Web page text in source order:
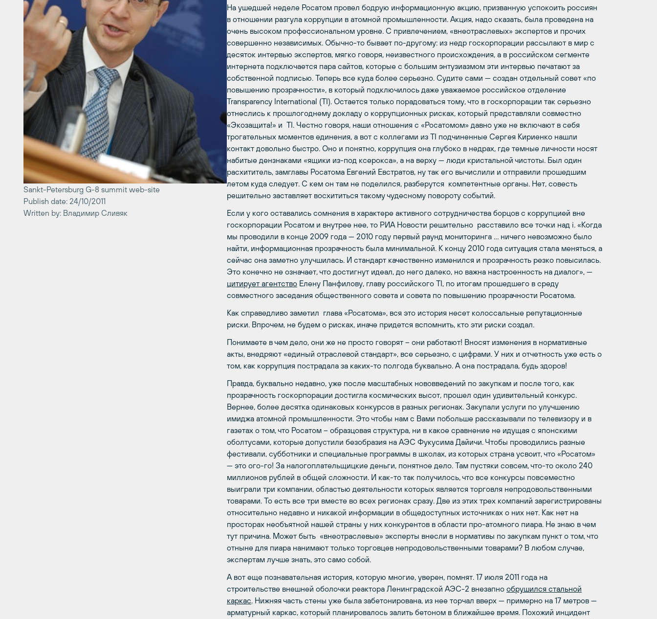
Sankt-Petersburg G-8 summit web-site
Publish date: 24/10/2011
Written by: Владимир Сливяк
На ушедшей неделе Росатом провел бодрую информационную акцию, призванную успокоить россиян
в отношении разгула коррупции в атомной промышленности. Акция, надо сказать, была проведена на
очень высоком профессиональном уровне. С привлечением, «внеотраслевых» экспертов и прочих
совершенно независимых. Обычно-то бывает по-другому: из недр госкорпорации рассылают в мир с
десяток интервью экспертов, мягко говоря, неизвестного происхождения, а в российском сегменте
интернета подключается пара сайтов, которые с большим энтузиазмом эти интервью печатают за
собственной подписью. Теперь все куда более серьезно. Судите сами — создан отдельный совет «по
повышению прозрачности», в который подключилось даже уважаемое российское отделение
Transpаrency International (TI). Остается только порадоваться тому, что в госкорпорации так серьезно
отнеслись к прошлогоднему докладу о коррупционных рисках, который представляли совместно
«Экозащита!» и TI. Честно говоря, наши отношения с «Росатомом» давно уже не включают в себя
трогательных моментов единения, а вот с коллегами из TI подчиненные Сергея Кириенко нашли
контакт довольно быстро. Оно и понятно, коррупция она глубоко в недрах, где темные личности носят
набитые дензнаками «ящики из-под ксерокса», а на верху — люди кристальной чистоты. Был один
расхититель, замглавы Росатома Евгений Евстратов, ну так его вычислили и отправили прошедшим
летом куда следует. С кем он там не поделился, разберутся компетентные органы. Нет, совесть
решительно заставляет восхититься такому чудесному повороту событий.
Если у кого оставались сомнения в характере активного сотрудничества борцов с коррупцией вне
госкорпорации Росатом и внутрее нее, то РИА Новости решительно расставило все точки над i. «Когда
мы проводили в конце 2009 года — 2010 году первый раунд мониторинга … ничего невозможно было
найти, информационная прозрачность была минимальной. К концу 2010 года ситуация стала меняться, а
сейчас она заметно улучшилась. И стандарт качественно изменился и прозрачность резко повысилась.
Это конечно не означает, что достигнут идеал, до него далеко, но важна настроенность на диалог», —
цитирует агентство Елену Панфилову, главу российского TI, по итогам прошедшего в среду
совместного заседания общественного совета и совета по повышению прозрачности Росатома.
Как справедливо заметил глава «Росатома», вся это история несет колоссальные репутационные
риски. Впрочем, не будем о рисках, иначе придется вспомнить, кто эти риски создал.
Понимаете в чем дело, они же не просто говорят – они работают! Вносят изменения в нормативные
акты, внедряют «единый отраслевой стандарт», все серьезно, с цифрами. У них и отчетность уже есть о
том, как коррупция пострадала за каких-то полгода буквально. А она пострадала, будь здоров!
Правда, буквально недавно, уже после масштабных нововведений по закупкам и после того, как
прозрачность госкорпорации достигла космических высот, прошел один удивительный конкурс.
Вернее, более десятка одинаковых конкурсов в разных регионах. Закупали услуги по улучшению
имиджа атомной промышленности. Это чтобы нам с Вами побольше рассказывали по телевизору и в
газетах о том, что Росатом – образцовая структура, ни в какое сравнение не идущая с японскими
оболтусами, которые допустили безобразия на АЭС Фукусима Дайичи. Чтобы проводились разные
фестивали, субботники и специальные программы в школах, из которых страна усвоит, что «Росатом»
— это ого-го! За налогоплательщицкие деньги, понятное дело. Там пустяки совсем, что-то около 240
миллионов рублей в общей сложности. И как-то так получилось, что все конкурсы повсеместно
выиграли три компании, областью деятельности которых является торговля непродовольственными
товарами. То есть все три вместе во всех регионах сразу. Две из этих трех компаний зарегистрированы
относительно недавно и никакой информации в общедоступных источниках о них нет. Как нет на
просторах необъятной нашей страны у них конкурентов в области про-атомного пиара. Не знаю в чем
тут причина. Может быть «внеотраслевые» эксперты внесли в нормативы по закупкам пункт о том, что
отныне для пиара нанимают только торговцев непродовольственными товарами? В любом случае,
экспертам лучше знать, это само собой.
А вот еще познавательная история, которую многие, уверен, помнят. 17 июля 2011 года на
строительстве внешней оболочки реактора Ленинградской АЭС-2 внезапно обрушился стальной
каркас. Нижняя часть стены уже была забетонирована, из нее торчал вверх — примерно на 17 метров —
арматурный каркас, который планировалось залить бетоном в ближайшее время. Похожий инцидент